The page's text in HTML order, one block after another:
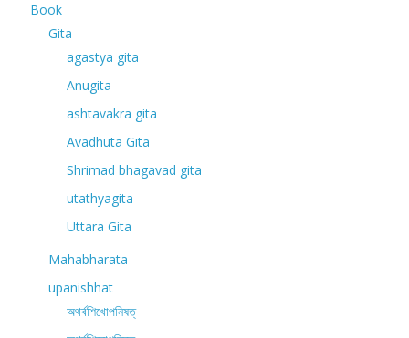
Book
Gita
agastya gita
Anugita
ashtavakra gita
Avadhuta Gita
Shrimad bhagavad gita
utathyagita
Uttara Gita
Mahabharata
upanishhat
অথর্বশিখোপনিষত্